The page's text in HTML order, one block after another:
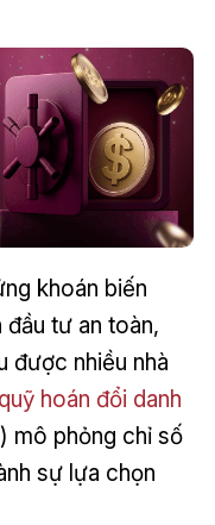
khoán biến
tư an toàn,
được nhiều nhà
hoán đổi danh
mô phỏng chỉ số
sự lựa chọn